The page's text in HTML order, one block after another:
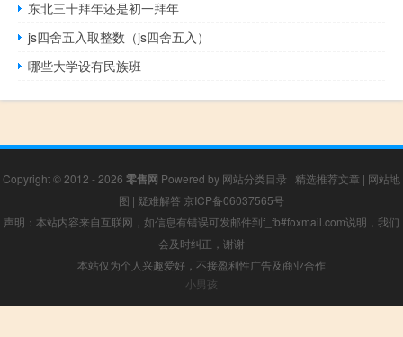
东北三十拜年还是初一拜年
js四舍五入取整数（js四舍五入）
哪些大学设有民族班
Copyright © 2012 - 2026 零售网 Powered by 网站分类目录 | 精选推荐文章 | 网站地
图 | 疑难解答 京ICP备06037565号
声明：本站内容来自互联网，如信息有错误可发邮件到f_fb#foxmail.com说明，我们
会及时纠正，谢谢
本站仅为个人兴趣爱好，不接盈利性广告及商业合作
小男孩